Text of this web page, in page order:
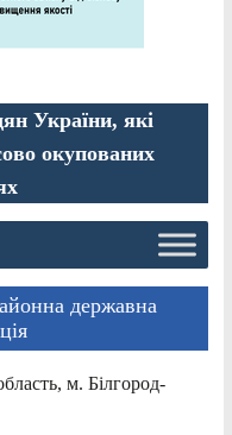
України, які
окупованих
державна
м. Білгород-